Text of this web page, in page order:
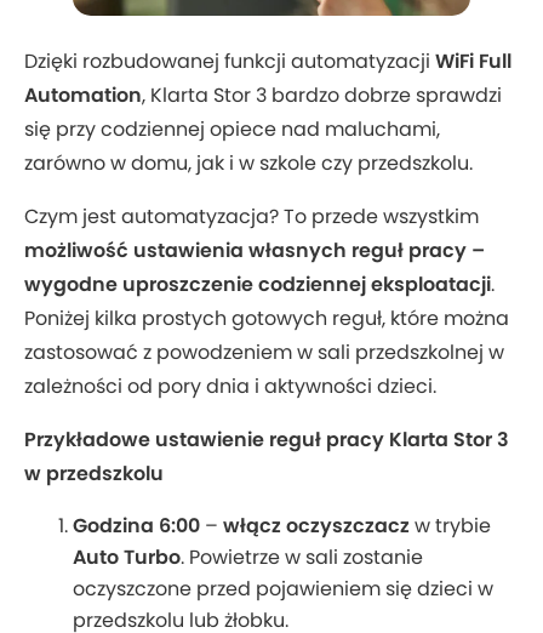
Dzięki rozbudowanej funkcji automatyzacji WiFi Full
Automation, Klarta Stor 3 bardzo dobrze sprawdzi
się przy codziennej opiece nad maluchami,
zarówno w domu, jak i w szkole czy przedszkolu.
Czym jest automatyzacja? To przede wszystkim
możliwość ustawienia własnych reguł pracy –
wygodne uproszczenie codziennej eksploatacji.
Poniżej kilka prostych gotowych reguł, które można
zastosować z powodzeniem w sali przedszkolnej w
zależności od pory dnia i aktywności dzieci.
Przykładowe ustawienie reguł pracy Klarta Stor 3
w przedszkolu
Godzina 6:00 – włącz oczyszczacz w trybie
Auto Turbo. Powietrze w sali zostanie
oczyszczone przed pojawieniem się dzieci w
przedszkolu lub żłobku.